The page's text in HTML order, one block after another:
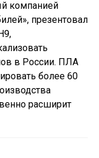
компанией
презентовал
в России. ПЛА
более 60
расширит